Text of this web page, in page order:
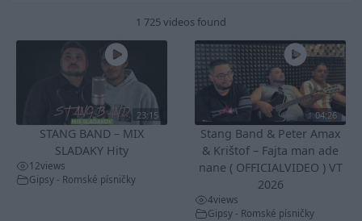
1 725 videos found
23:15
STANG BAND – MIX
SLADAKY Hity
12views
Gipsy - Romské písničky
04:26
Stang Band & Peter Amax
& Krištof – Fajta man ade
nane ( OFFICIALVIDEO ) VT
2026
4views
Gipsy - Romské písničky